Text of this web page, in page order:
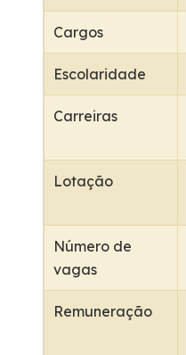
Cargos
Escolaridade
Carreiras
Lotação
Número de
vagas
Remuneração